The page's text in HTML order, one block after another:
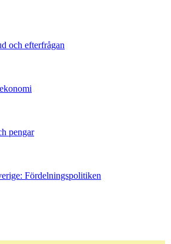
och efterfrågan
pengar
Fördelningspolitiken